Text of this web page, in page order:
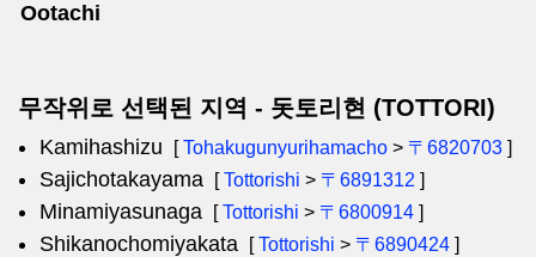
Ootachi
무작위로 선택된 지역 - 돗토리현 (TOTTORI)
Kamihashizu [Tohakugunyurihamacho > 〒6820703 ]
Sajichotakayama [Tottorishi > 〒6891312 ]
Minamiyasunaga [Tottorishi > 〒6800914 ]
Shikanochomiyakata [Tottorishi > 〒6890424 ]